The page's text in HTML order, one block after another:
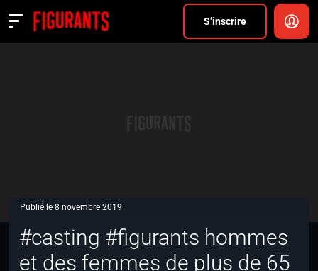
S’inscrire
Actualités
Publié le 8 novembre 2019
#casting #figurants hommes
et des femmes de plus de 65